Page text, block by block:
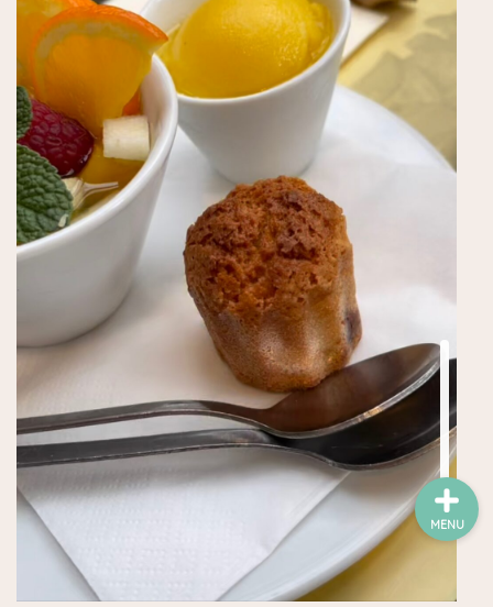
MENU
買い物
お土産・食品
雑貨屋
趣味・コレクション他
お買い得・ストック店